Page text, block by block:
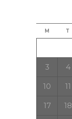
M T
3 4
10 11
17 18